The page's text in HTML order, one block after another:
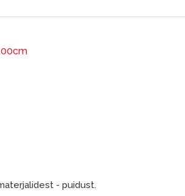
- puidust.